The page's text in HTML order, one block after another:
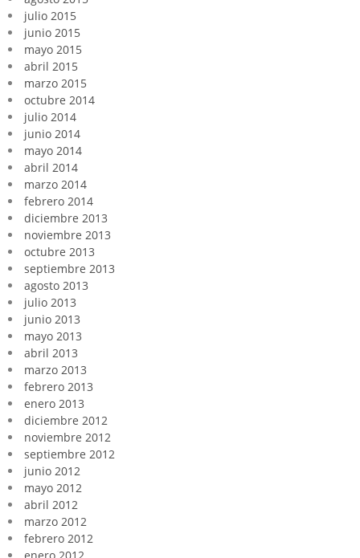
julio 2015
junio 2015
mayo 2015
abril 2015
marzo 2015
octubre 2014
julio 2014
junio 2014
mayo 2014
abril 2014
marzo 2014
febrero 2014
diciembre 2013
noviembre 2013
octubre 2013
septiembre 2013
agosto 2013
julio 2013
junio 2013
mayo 2013
abril 2013
marzo 2013
febrero 2013
enero 2013
diciembre 2012
noviembre 2012
septiembre 2012
junio 2012
mayo 2012
abril 2012
marzo 2012
febrero 2012